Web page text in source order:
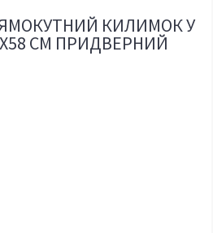
КИЛИМОК У
СМ ПРИДВЕРНИЙ